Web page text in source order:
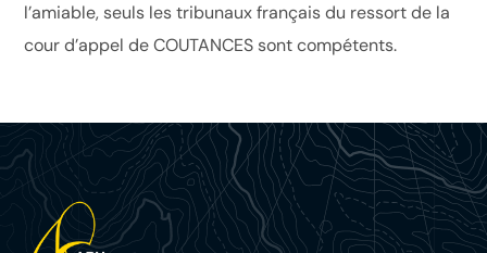
l’amiable, seuls les tribunaux français du ressort de la
cour d’appel de COUTANCES sont compétents.